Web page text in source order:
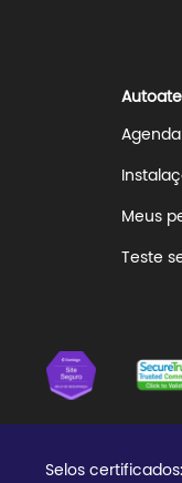
Meus
Teste
Selos certificados: